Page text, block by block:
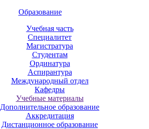
Образование
Учебная часть
Специалитет
Магистратура
Студентам
Ординатура
Аспирантура
Международный отдел
Кафедры
Учебные материалы
Дополнительное образование
Аккредитация
Дистанционное образование